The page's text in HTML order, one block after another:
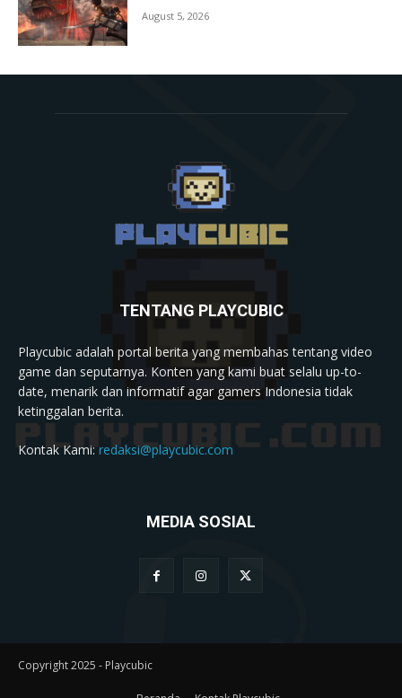
August 5, 2026
TENTANG PLAYCUBIC
Playcubic adalah portal berita yang membahas tentang video
game dan seputarnya. Konten yang kami buat selalu up-to-
date, menarik dan informatif agar gamers Indonesia tidak
ketinggalan berita.
Kontak Kami:redaksi@playcubic.com
MEDIA SOSIAL
Copyright 2025 - Playcubic